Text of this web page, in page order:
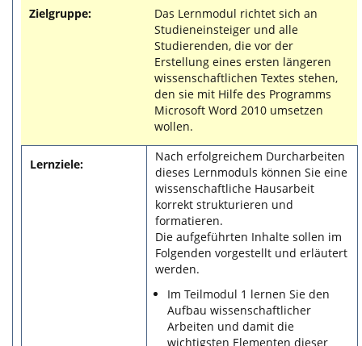
Zielgruppe:
Das Lernmodul richtet sich an
Studieneinsteiger und alle
Studierenden, die vor der
Erstellung eines ersten längeren
wissenschaftlichen Textes stehen,
den sie mit Hilfe des Programms
Microsoft Word 2010 umsetzen
wollen.
Lernziele:
Nach erfolgreichem Durcharbeiten
dieses Lernmoduls können Sie eine
wissenschaftliche Hausarbeit
korrekt strukturieren und
formatieren.
Die aufgeführten Inhalte sollen im
Folgenden vorgestellt und erläutert
werden.
Im Teilmodul 1 lernen Sie den
Aufbau wissenschaftlicher
Arbeiten und damit die
wichtigsten Elementen dieser